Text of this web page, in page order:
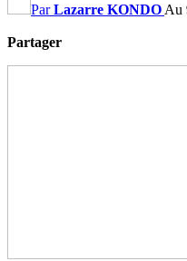
ParLazarre KONDO Au
Partager